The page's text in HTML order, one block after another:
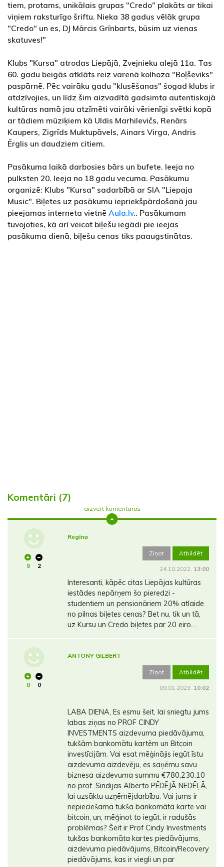
tiem, protams, unikālais grupas "Credo" plakāts ar tikai
viņiem raksturīgo šriftu. Nieka 38 gadus vēlāk grupa
"Credo" un es, DJ Mārcis Grīnbarts, būsim uz vienas
skatuves!"
Klubs "Kursa" atrodas Liepājā, Zvejnieku alejā 11a. Tas
60. gadu beigās atklāts reiz varenā kolhoza "Boļševiks"
paspārnē. Pēc vairāku gadu "klusēšanas" šogad klubs ir
atdzīvojies, un līdz šim aizvadītā gadsimta autentiskajā
kultūras namā jau atzīmēti vairāki vērienīgi svētki kopā
ar tādiem mūziķiem kā Uldis Marhilevičs, Renārs
Kaupers, Zigrīds Muktupāvels, Ainars Virga, Andris
Ērglis un daudziem citiem.
Pasākuma laikā darbosies bārs un bufete. Ieeja no
pulksten 20. Ieeja no 18 gadu vecuma. Pasākumu
organizē: Klubs "Kursa" sadarbībā ar SIA "Liepaja
Music". Biļetes uz pasākumu iepriekšpārdošanā jau
pieejamas interneta vietnē Aula.lv.. Pasākumam
tuvojoties, kā arī veicot biļešu iegādi pie ieejas
pasākuma dienā, biļešu cenas tiks paaugstinātas.
Komentāri (7)
aizvērt komentārus
9 2
Regīna
Ziņot Atbildēt
24.10.2022. 13:00
Interesanti, kāpēc citas Liepājas kultūras
iestādes nepārņem šo pieredzi -
studentiem un pensionāriem 20% atlaide
no pilnas biļetes cenas? Bet nu, tik un tā,
uz Kursu un Credo biļetes par 20 eiro....
0 0
ANTONY GILBERT
Ziņot Atbildēt
09.01.2023. 10:02
LABA DIENA, Es esmu šeit, lai sniegtu jums
labas ziņas no PROF CINDY
INVESTMENTS aizdevuma piedāvājuma,
tukšām bankomātu kartēm un Bitcoin
investīcijām. Vai esat mēģinājis iegūt īstu
aizdevuma aizdevēju, es saņēmu savu
biznesa aizdevuma summu €780,230.10
no prof. Sindijas Alberto PĒDĒJĀ NEDĒĻĀ,
lai uzsāktu uzņēmējdarbību. Vai jums ir
nepieciešama tukša bankomāta karte vai
bitcoin, un, mēģinot to iegūt, ir radušās
problēmas? Šeit ir Prof Cindy Investments
tukšas bankomāta kartes piedāvājums,
aizdevuma piedāvājums, Bitcoin/Recovery
piedāvājums, kas ir viegli un par